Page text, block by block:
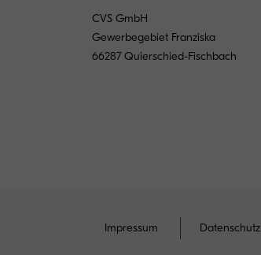
CVS GmbH
Gewerbegebiet Franziska
66287 Quierschied-Fischbach
Impressum Datenschutz